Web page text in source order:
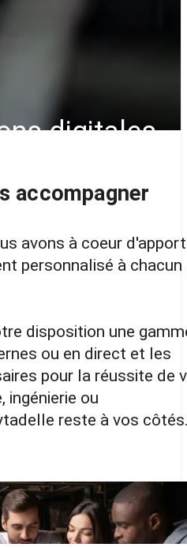
digitales
accompagner
avons à coeur
personnalisé à chacun
disposition une
ou en direct et les
pour la réussite de
ingénierie ou
reste à vos